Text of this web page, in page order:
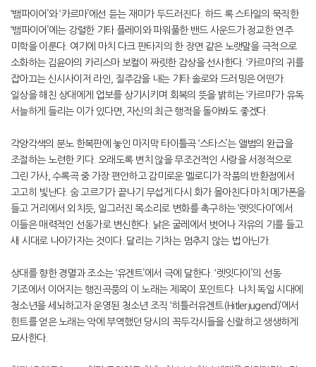
‘뱀파이어’와 ‘카르마’에선 듣는 재미가 두드러진다. 하드 록 스타일의 묵직한
‘뱀파이어’에는 강렬한 기타 플레이와 파워풀한 밴드 사운드가 정교한 연주
미학을 이룬다. 여기에 마치 다크 판타지의 한 장면 같은 노랫말을 극적으로
소화하는 김윤아의 카리스마 보컬이 짜릿한 감상을 선사한다. ‘카르마’의 귀를
잡아끄는 신시사이저 라인, 질주감을 내는 기타 솔로와 드러밍은 어떤가.
일상을 해친 상대에게 업보를 상기시키며 회복의 뜻을 밝히는 ‘카르마’가 유독
서늘하게 들리는 이가 있다면, 자신의 최근 행적을 돌아봐도 좋겠다.
각양각색의 분노 한복판에 놓인 마지막 타이틀곡 ‘스타스’는 앨범의 완급을
조절하는 노련한 키다. 오래도록 변치 않을 무조건적인 사랑을 서정적으로
그린 가사, 수록곡 중 가장 편안하고 감미로운 멜로디가 작품의 반환점에서
고고히 빛난다. 숨 고르기가 끝나기 무섭게 다시 화가 몰아친다 마치 메가폰을
들고 거리에서 외치듯, 일그러진 목소리로 변화를 촉구하는 ‘렛잇다이’에서
이들은 매력적인 선동가로 변신한다. 낡은 굴레에서 벗어나 자유의 기를 들고
새 시대로 나아가자는 것이다. 달리는 기차는 멈추지 않는 법 아닌가.
상대를 향한 경멸과 조소는 ‘유겐트’에서 극에 달한다. ‘렛잇다이’의 선동
기조에서 이어지는 행진곡풍의 이 노래는 제목이 포인트다. 나치 독일 시대에
청소년을 세뇌하고자 운영된 청소년 조직 ‘히틀러유겐트(Hitlerjugend)’에서
힌트를 얻은 노래는 악에 부역했던 당시의 꼭두각시들을 신랄하고 생생하게
묘사한다.